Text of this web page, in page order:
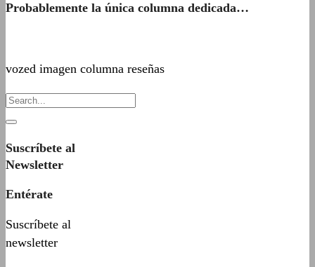
Probablemente la única columna dedicada…
vozed imagen columna reseñas
Suscríbete al
Newsletter
Entérate
Suscríbete al
newsletter